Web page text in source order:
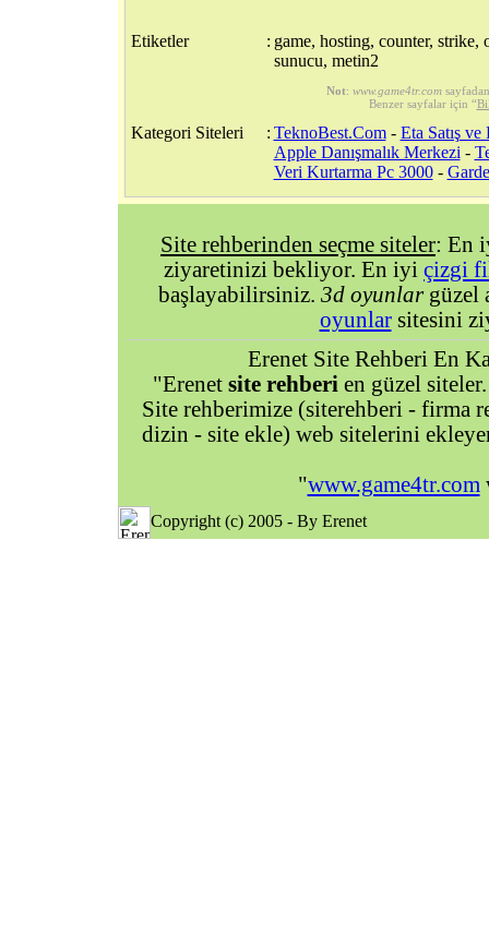
Etiketler : game, hosting, counter, strike,
sunucu, metin2
Not: www.game4tr.com
Benzer sayfalar için “
Kategori Siteleri : TeknoBest.Com- Eta Satış
Apple Danışmalık Merkezi -
Veri Kurtarma Pc 3000-
Site rehberinden seçme siteler: En
ziyaretinizi bekliyor. En iyi çizgi
başlayabilirsiniz. 3d oyunlargüzel
oyunlarsitesini
Erenet Site Rehberi En
"Erenet site rehberi en güzel
Site rehberimize (siterehberi - firma
dizin - site ekle) web sitelerini
"www.game4tr.com
Copyright (c) 2005 - By Erenet